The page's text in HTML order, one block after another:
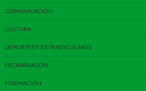
COMUNICACIÓN
CULTURA
DEPORTES Y EXTRAESCOLARES
FECAPARAGÓN
FORMACIÓN